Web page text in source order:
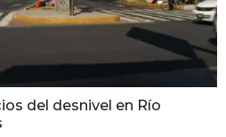
del desnivel en Río